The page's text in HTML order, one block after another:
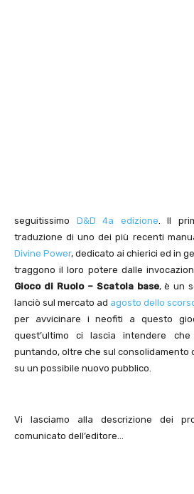
seguitissimo D&D 4a edizione. Il
traduzione di uno dei più recenti
Divine Power, dedicato ai chierici ed in
traggono il loro potere dalle
Gioco di Ruolo – Scatola base, è un
lanciò sul mercato ad agosto dello
per avvicinare i neofiti a questo
quest’ultimo ci lascia intendere
puntando, oltre che sul consolidamento
su un possibile nuovo pubblico.
Vi lasciamo alla descrizione dei
comunicato dell’editore…